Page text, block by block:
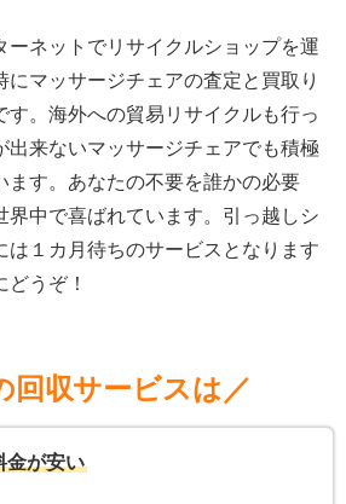
ーネットでリサイクルショップを運
にマッサージチェアの査定と買取り
す。海外への貿易リサイクルも行っ
出来ないマッサージチェアでも積極
ます。あなたの不要を誰かの必要
界中で喜ばれています。引っ越しシ
は１カ月待ちのサービスとなります
うぞ！
回収サービスは／
金が安い